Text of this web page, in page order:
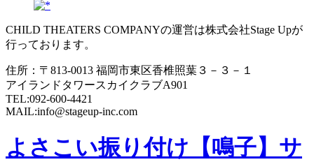
CHILD THEATERS COMPANYの運営は株式会社Stage Upが
行っております。
住所：〒813-0013 福岡市東区香椎照葉３－３－１
アイランドタワースカイクラブA901
TEL:092-600-4421
MAIL:info@stageup-inc.com
よさこい振り付け【鳴子】サ